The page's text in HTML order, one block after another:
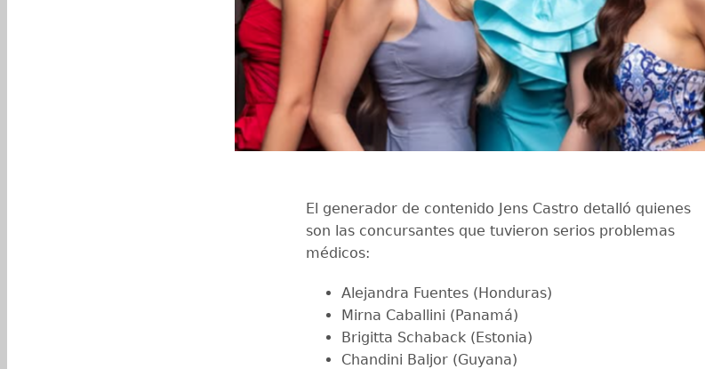
El generador de contenido Jens Castro detalló quienes
son las concursantes que tuvieron serios problemas
médicos:
Alejandra Fuentes (Honduras)
Mirna Caballini (Panamá)
Brigitta Schaback (Estonia)
Chandini Baljor (Guyana)